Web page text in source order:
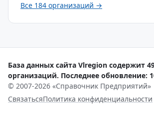
Все 184 организаций →
База данных сайта Vlregion содержит
организаций. Последнее обновление:
© 2007-2026 «Справочник Предприятий»
СвязатьсяПолитика конфиденциальности